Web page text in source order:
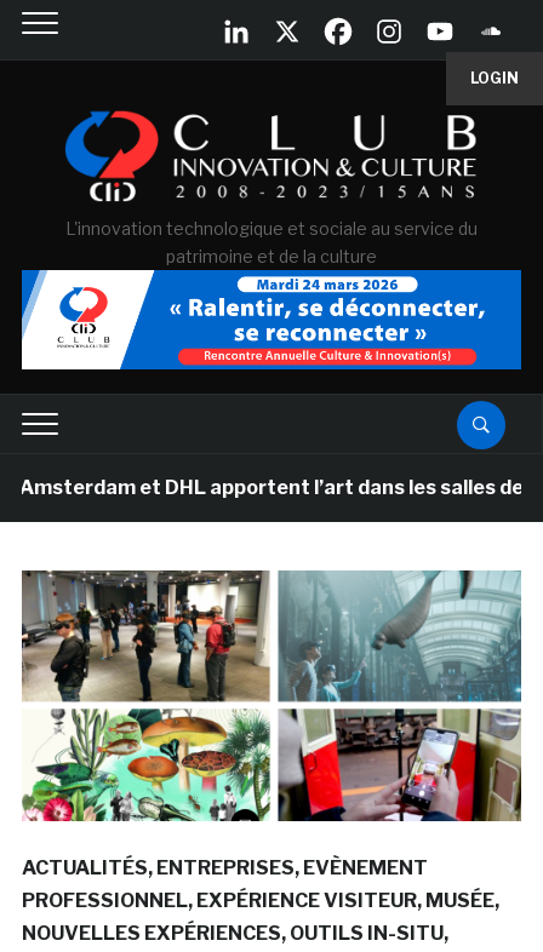
LOGIN
L'innovation technologique et sociale au service du
patrimoine et de la culture
et DHL apportent l’art dans les salles de classe
ACTUALITÉS ENTREPRISES EVÈNEMENT
PROFESSIONNEL EXPÉRIENCE VISITEUR MUSÉE
NOUVELLES EXPÉRIENCES OUTILS IN-SITU